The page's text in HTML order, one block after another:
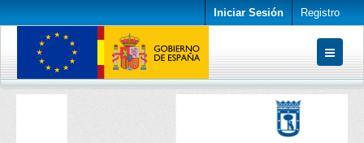
Iniciar Sesión Registro
Conjuntos de datos